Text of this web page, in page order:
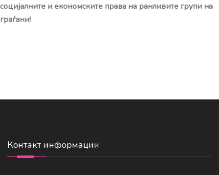
социјалните и економските права на ранливите групи на
граѓани!
Контакт информации